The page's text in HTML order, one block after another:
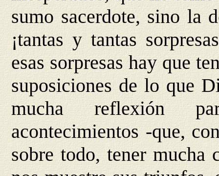
sumo sacerdote, sino la
¡tantas y tantas
esas sorpresas hay que
suposiciones de lo que
mucha reflexión
acontecimientos -que,
sobre todo, tener